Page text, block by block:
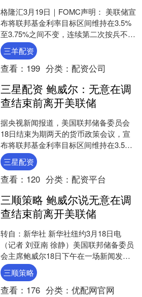
格隆汇3月19日｜FOMC声明： 美联储宣
布将联邦基金利率目标区间维持在3.5%
至3.75%之间不变，连续第二次按兵不
动，符合市场普遍预期。 美联储以11比
1的....
三羊配资
查看： 199 分类： 配资公司
三星配资 鲍威尔：无意在调
查结束前离开美联储
据央视新闻报道，美国联邦储备委员会
18日结束为期两天的货币政策会议，宣
布将联邦基金利率目标区间维持在3.5%
至3.75%之间不变。美联储主席鲍威尔表
示，从去年9....
三星配资
查看： 120 分类： 配资平台
三顺策略 鲍威尔说无意在调
查结束前离开美联储
转自：新华社 新华社纽约3月18日电
（记者 刘亚南 徐静）美国联邦储备委员
会主席鲍威尔18日下午在一场新闻发布
会上表示，在司法部针对美联储的调查
以透明方式结束前....
三顺策略
查看： 176 分类： 优配网官网